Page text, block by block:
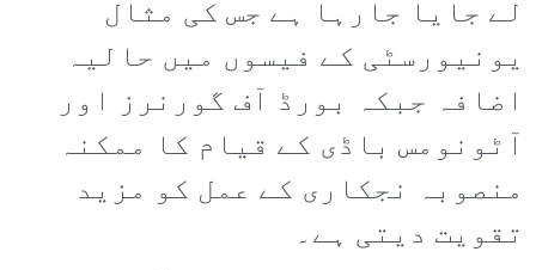
لے جایا جارہا ہے جس کی مثال
یونیورسٹی کے فیسوں میں حالیہ
اضافہ جبکہ بورڈ آف گورنرز اور
آٹونومس باڈی کے قیام کا ممکنہ
منصوبہ نجکاری کے عمل کو مزید
تقویت دیتی ہے۔